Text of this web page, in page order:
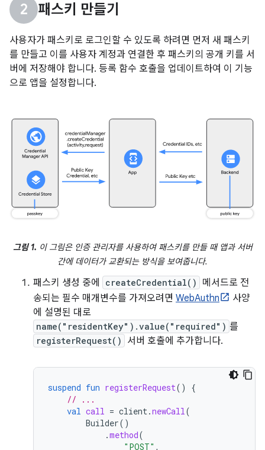
패스키 만들기
사용자가 패스키로 로그인할 수 있도록 하려면 먼저 새 패스키
를 만들고 이를 사용자 계정과 연결한 후 패스키의 공개 키를 서
버에 저장해야 합니다. 등록 함수 호출을 업데이트하여 이 기능
으로 앱을 설정합니다.
그림 1. 이 그림은 인증 관리자를 사용하여 패스키를 만들 때 앱과 서버
간에 데이터가 교환되는 방식을 보여줍니다.
패스키 생성 중에 createCredential()
메서드로 전
송되는 필수 매개변수를 가져오려면 WebAuthn
사양
에 설명된 대로
name("residentKey").value("required") 를
registerRequest() 서버 호출에 추가합니다.
suspend fun registerRequest()
{
// ...
val call = client.newCall(
Builder()
.method(
"POST" ,